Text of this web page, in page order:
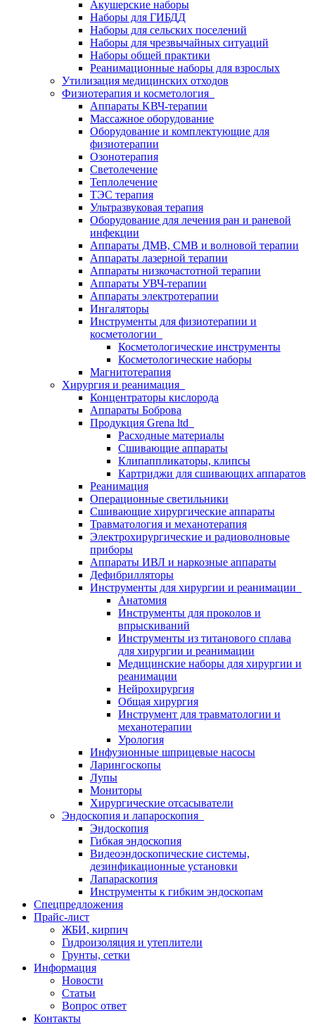
Акушерские наборы
Наборы для ГИБДД
Наборы для сельских поселений
Наборы для чрезвычайных ситуаций
Наборы общей практики
Реанимационные наборы для взрослых
Утилизация медицинских отходов
Физиотерапия и косметология
Аппараты KВЧ-терапии
Массажное оборудование
Оборудование и комплектующие для
физиотерапии
Озонотерапия
Светолечение
Теплолечение
ТЭС терапия
Ультразвуковая терапия
Оборудование для лечения ран и раневой
инфекции
Аппараты ДМВ, СМВ и волновой терапии
Аппараты лазерной терапии
Аппараты низкочастотной терапии
Аппараты УВЧ-терапии
Аппараты электротерапии
Ингаляторы
Инструменты для физиотерапии и
косметологии
Косметологические инструменты
Косметологические наборы
Магнитотерапия
Хирургия и реанимация
Концентраторы кислорода
Аппараты Боброва
Продукция Grena ltd
Расходные материалы
Сшивающие аппараты
Клипаппликаторы, клипсы
Картриджи для сшивающих аппаратов
Реанимация
Операционные светильники
Сшивающие хирургические аппараты
Травматология и механотерапия
Электрохирургические и радиоволновые
приборы
Аппараты ИВЛ и наркозные аппараты
Дефибрилляторы
Инструменты для хирургии и реанимации
Анатомия
Инструменты для проколов и
впрыскиваний
Инструменты из титанового сплава
для хирургии и реанимации
Медицинские наборы для хирургии и
реанимации
Нейрохирургия
Общая хирургия
Инструмент для травматологии и
механотерапии
Урология
Инфузионные шприцевые насосы
Ларингоскопы
Лупы
Мониторы
Хирургические отсасыватели
Эндоскопия и лапароскопия
Эндоскопия
Гибкая эндоскопия
Видеоэндоскопические системы,
дезинфикационные установки
Лапараскопия
Инструменты к гибким эндоскопам
Спецпредложения
Прайс-лист
ЖБИ, кирпич
Гидроизоляция и утеплители
Грунты, сетки
Информация
Новости
Статьи
Вопрос ответ
Контакты